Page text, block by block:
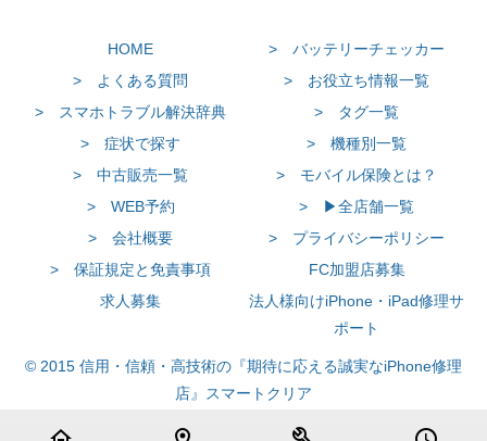
HOME
> バッテリーチェッカー
> よくある質問
> お役立ち情報一覧
> スマホトラブル解決辞典
> タグ一覧
> 症状で探す
> 機種別一覧
> 中古販売一覧
> モバイル保険とは？
> WEB予約
> ▶全店舗一覧
> 会社概要
> プライバシーポリシー
> 保証規定と免責事項
FC加盟店募集
求人募集
法人様向けiPhone・iPad修理サ
ポート
© 2015 信用・信頼・高技術の『期待に応える誠実なiPhone修理
店』スマートクリア